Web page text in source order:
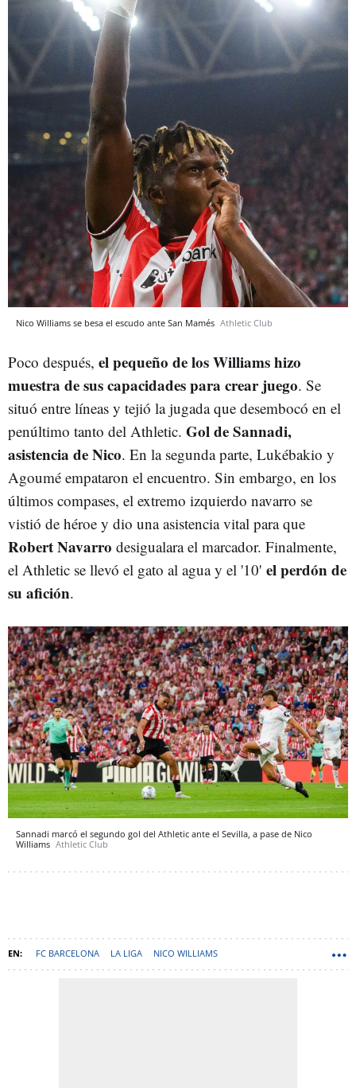
Nico Williams se besa el escudo ante San Mamés Athletic Club
Poco después, el pequeño de los Williams hizo
muestra de sus capacidades para crear juego. Se
situó entre líneas y tejió la jugada que desembocó en el
penúltimo tanto del Athletic. Gol de Sannadi,
asistencia de Nico. En la segunda parte, Lukébakio y
Agoumé empataron el encuentro. Sin embargo, en los
últimos compases, el extremo izquierdo navarro se
vistió de héroe y dio una asistencia vital para que
Robert Navarro desigualara el marcador. Finalmente,
el Athletic se llevó el gato al agua y el '10' el perdón de
su afición.
Sannadi marcó el segundo gol del Athletic ante el Sevilla, a pase de Nico
Williams Athletic Club
FC BARCELONA LA LIGA NICO WILLIAMS